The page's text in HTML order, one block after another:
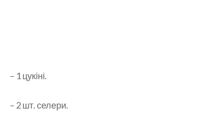
– 1 цукіні.
– 2 шт. селери.